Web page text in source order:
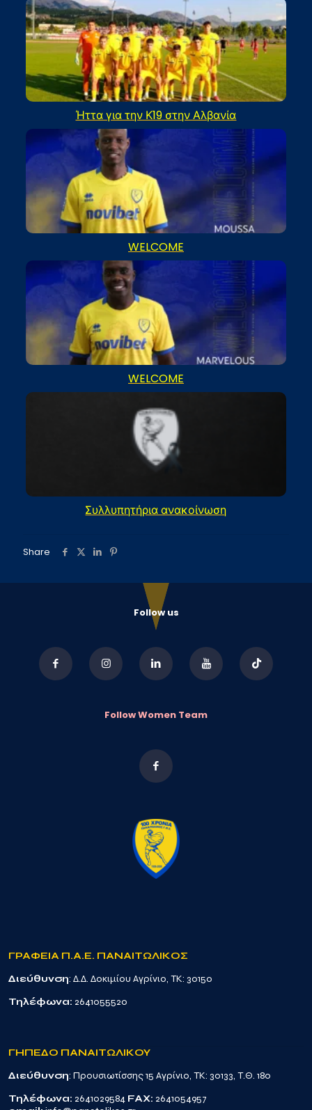
Ήττα για την Κ19 στην Αλβανία
WELCOME
WELCOME
Συλλυπητήρια ανακοίνωση
Share
Follow us
Follow Women Team
ΓΡΑΦΕΙΑ Π.Α.Ε. ΠΑΝΑΙΤΩΛΙΚΟΣ
Διεύθυνση: Δ.Δ. Δοκιμίου Αγρίνιο, TK: 30150
Τηλέφωνα: 2641055520
ΓΗΠΕΔΟ ΠΑΝΑΙΤΩΛΙΚΟΥ
Διεύθυνση: Προυσιωτίσσης 15 Αγρίνιο, TK: 30133, Τ.Θ. 180
Τηλέφωνα: 2641029584 FAX: 2641054957